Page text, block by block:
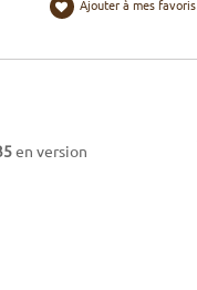
Ajouter à mes favoris
en version